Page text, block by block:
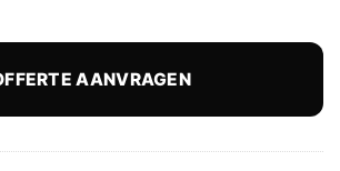
AANVRAGEN